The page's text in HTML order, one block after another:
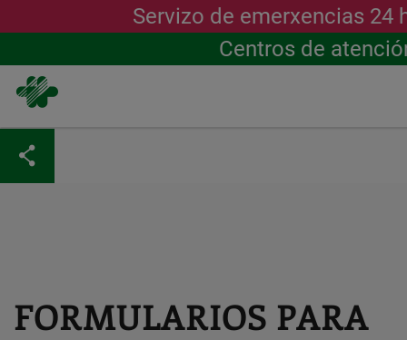
contido
principal
Servizo de emerxencias 24
Centros de
FORMULARIOS PARA